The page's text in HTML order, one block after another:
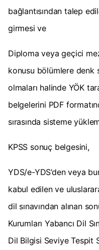
bağlantısından talep
girmesi ve
Diploma veya geçici
konusu bölümlere denk
olmaları halinde YÖK
belgelerini PDF
sırasında sisteme
KPSS sonuç belgesini,
YDS/e-YDS’den veya
kabul edilen ve
dil sınavından alınan
Kurumları Yabancı Dil
Dil Bilgisi Seviye Tespit